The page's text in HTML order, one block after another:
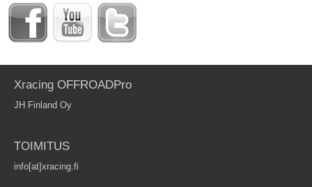
Xracing OFFROADPro
JH Finland Oy
TOIMITUS
info[at]xracing.fi